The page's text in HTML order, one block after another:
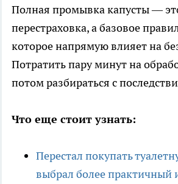
Полная промывка капусты —
перестраховка, а базовое
которое напрямую влияет на
Потратить пару минут на
потом разбираться с
Что еще стоит узнать:
Перестал покупать
выбрал более практичный